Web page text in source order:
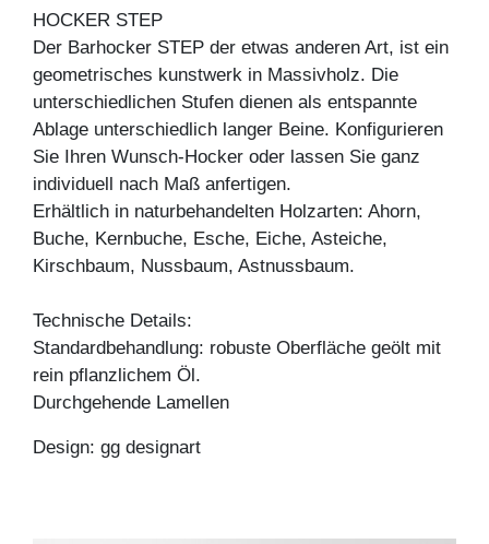
HOCKER STEP
Der Barhocker STEP der etwas anderen Art, ist ein
geometrisches kunstwerk in Massivholz. Die
unterschiedlichen Stufen dienen als entspannte
Ablage unterschiedlich langer Beine. Konfigurieren
Sie Ihren Wunsch-Hocker oder lassen Sie ganz
individuell nach Maß anfertigen.
Erhältlich in naturbehandelten Holzarten: Ahorn,
Buche, Kernbuche, Esche, Eiche, Asteiche,
Kirschbaum, Nussbaum, Astnussbaum.
Technische Details:
Standardbehandlung: robuste Oberfläche geölt mit
rein pflanzlichem Öl.
Durchgehende Lamellen
Design: gg designart